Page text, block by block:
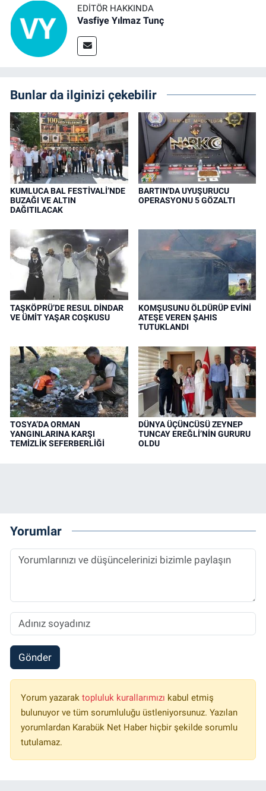
EDITÖR HAKKINDA
Vasfiye Yılmaz Tunç
Bunlar da ilginizi çekebilir
KUMLUCA BAL FESTİVALİ’NDE
BUZAĞI VE ALTIN
DAĞITILACAK
BARTIN'DA UYUŞURUCU
OPERASYONU 5 GÖZALTI
TAŞKÖPRÜ’DE RESUL DİNDAR
VE ÜMİT YAŞAR COŞKUSU
KOMŞUSUNU ÖLDÜRÜP EVİNİ
ATEŞE VEREN ŞAHIS
TUTUKLANDI
TOSYA’DA ORMAN
YANGINLARINA KARŞI
TEMİZLİK SEFERBERLİĞİ
DÜNYA ÜÇÜNCÜSÜ ZEYNEP
TUNCAY EREĞLİ’NİN GURURU
OLDU
Yorumlar
Gönder
Yorum yazarak topluluk kurallarımızı kabul etmiş
bulunuyor ve tüm sorumluluğu üstleniyorsunuz. Yazılan
yorumlardan Karabük Net Haber hiçbir şekilde sorumlu
tutulamaz.